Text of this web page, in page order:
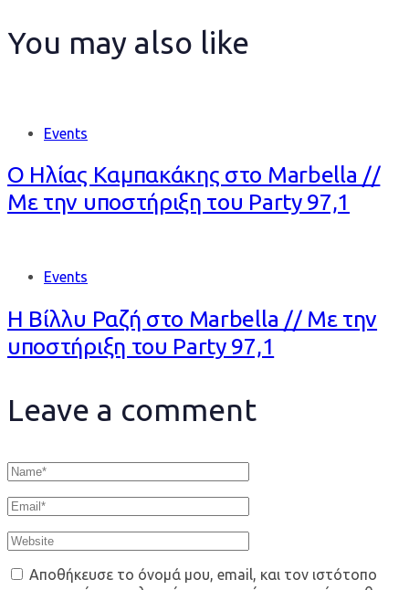
You may also like
Events
Ο Ηλίας Καμπακάκης στο Marbella //
Με την υποστήριξη του Party 97,1
Events
Η Βίλλυ Ραζή στο Marbella // Με την
υποστήριξη του Party 97,1
Leave a comment
Αποθήκευσε το όνομά μου, email, και τον ιστότοπο